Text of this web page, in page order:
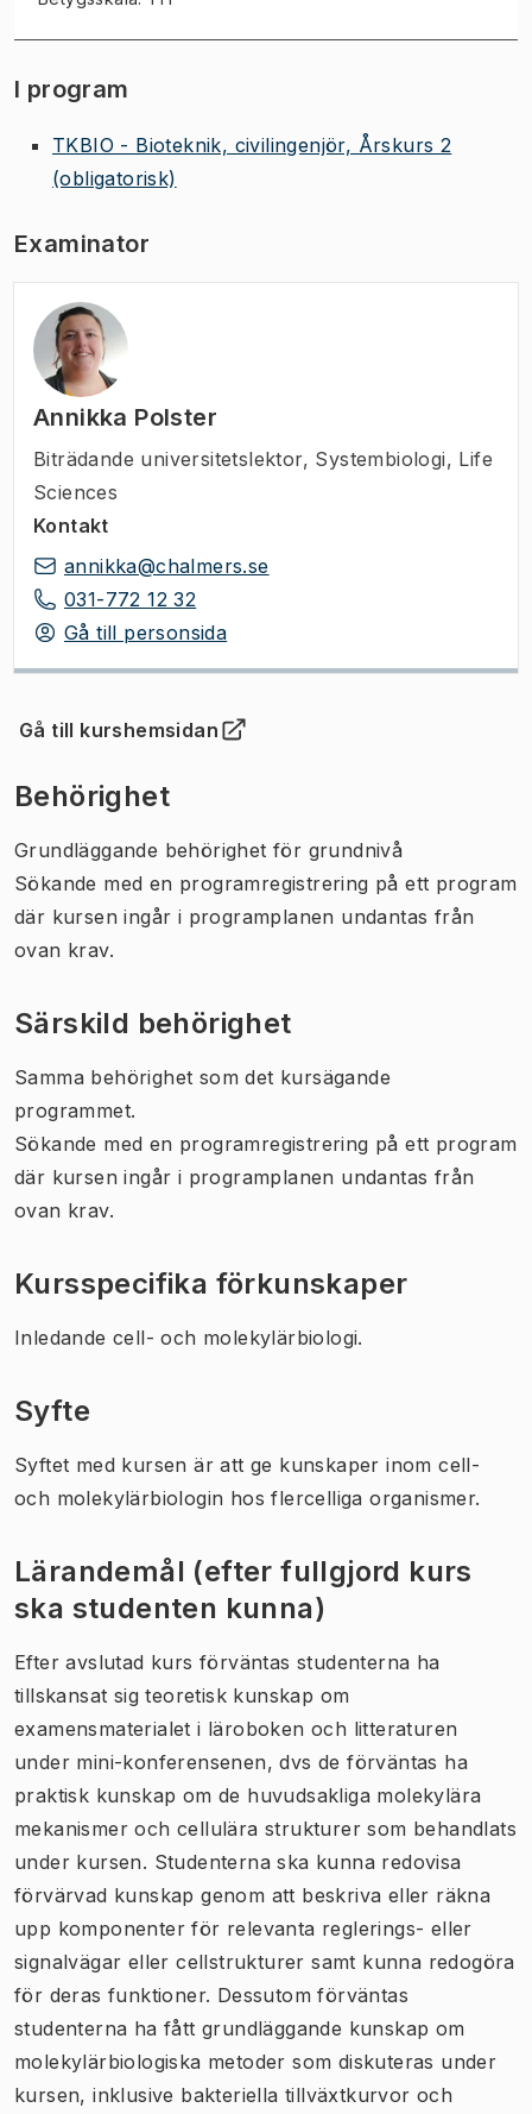
I program
TKBIO - Bioteknik, civilingenjör, Årskurs 2
(obligatorisk)
Examinator
Annikka Polster
Biträdande universitetslektor, Systembiologi, Life
Sciences
Kontakt
annikka@chalmers.se
031-772 12 32
Gå till personsida
Gå till kurshemsidan
(Öppnas i ny flik)
Behörighet
Grundläggande behörighet för grundnivå
Sökande med en programregistrering på ett program
där kursen ingår i programplanen undantas från
ovan krav.
Särskild behörighet
Samma behörighet som det kursägande
programmet.
Sökande med en programregistrering på ett program
där kursen ingår i programplanen undantas från
ovan krav.
Kursspecifika förkunskaper
Inledande cell- och molekylärbiologi.
Syfte
Syftet med kursen är att ge kunskaper inom cell-
och molekylärbiologin hos flercelliga organismer.
Lärandemål (efter fullgjord kurs
ska studenten kunna)
Efter avslutad kurs förväntas studenterna ha
tillskansat sig teoretisk kunskap om
examensmaterialet i läroboken och litteraturen
under mini-konferensenen, dvs de förväntas ha
praktisk kunskap om de huvudsakliga molekylära
mekanismer och cellulära strukturer som behandlats
under kursen. Studenterna ska kunna redovisa
förvärvad kunskap genom att beskriva eller räkna
upp komponenter för relevanta reglerings- eller
signalvägar eller cellstrukturer samt kunna redogöra
för deras funktioner. Dessutom förväntas
studenterna ha fått grundläggande kunskap om
molekylärbiologiska metoder som diskuteras under
kursen, inklusive bakteriella tillväxtkurvor och